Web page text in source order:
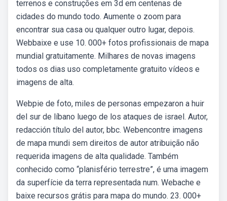
terrenos e construções em 3d em centenas de
cidades do mundo todo. Aumente o zoom para
encontrar sua casa ou qualquer outro lugar, depois.
Webbaixe e use 10. 000+ fotos profissionais de mapa
mundial gratuitamente. Milhares de novas imagens
todos os dias uso completamente gratuito vídeos e
imagens de alta.
Webpie de foto, miles de personas empezaron a huir
del sur de líbano luego de los ataques de israel. Autor,
redacción título del autor, bbc. Webencontre imagens
de mapa mundi sem direitos de autor atribuição não
requerida imagens de alta qualidade. Também
conhecido como “planisfério terrestre”, é uma imagem
da superfície da terra representada num. Webache e
baixe recursos grátis para mapa do mundo. 23. 000+